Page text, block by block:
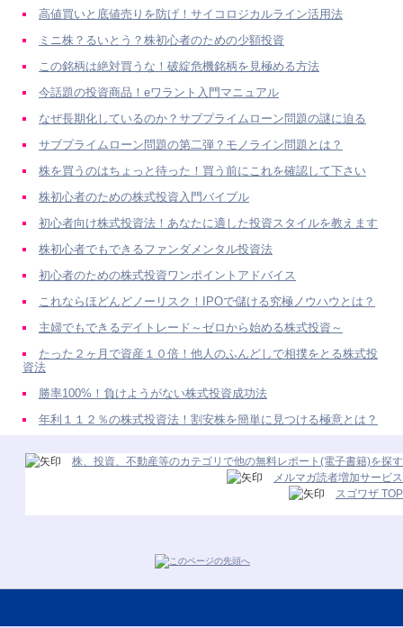
高値買いと底値売りを防げ！サイコロジカルライン活用法
ミニ株？るいとう？株初心者のための少額投資
この銘柄は絶対買うな！破綻危機銘柄を見極める方法
今話題の投資商品！eワラント入門マニュアル
なぜ長期化しているのか？サブプライムローン問題の謎に迫る
サブプライムローン問題の第二弾？モノライン問題とは？
株を買うのはちょっと待った！買う前にこれを確認して下さい
株初心者のための株式投資入門バイブル
初心者向け株式投資法！あなたに適した投資スタイルを教えます
株初心者でもできるファンダメンタル投資法
初心者のための株式投資ワンポイントアドバイス
これならほどんどノーリスク！IPOで儲ける究極ノウハウとは？
主婦でもできるデイトレード～ゼロから始める株式投資～
たった２ヶ月で資産１０倍！他人のふんどしで相撲をとる株式投
資法
勝率100%！負けようがない株式投資成功法
年利１１２％の株式投資法！割安株を簡単に見つける極意とは？
株、投資、不動産等のカテゴリで他の無料レポート(電子書籍)を探す
メルマガ読者増加サービス
スゴワザ TOP